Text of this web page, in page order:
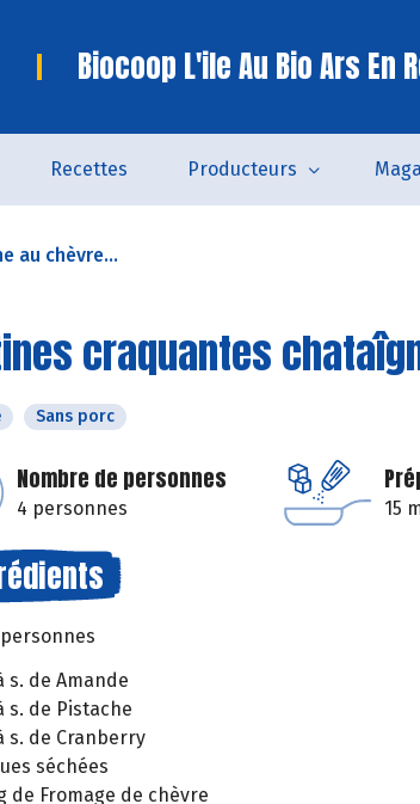
Biocoop L'ile Au Bio Ars En
Recettes Producteurs
au chèvre...
craquantes
Sans porc
Nombre de personnes
4 personnes 15
s. de Amande
s. de Pistache
s. de Cranberry
séchées
de Fromage de chèvre